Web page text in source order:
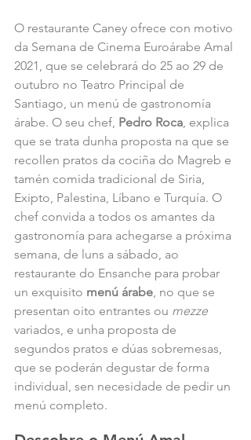
O restaurante Caney ofrece con motivo
da Semana de Cinema Euroárabe Amal
2021, que se celebrará do 25 ao 29 de
outubro no Teatro Principal de
Santiago, un menú de gastronomía
árabe. O seu chef, Pedro Roca , explica
que se trata dunha proposta na que se
recollen pratos da cociña do Magreb e
tamén comida tradicional de Siria,
Exipto, Palestina, Líbano e Turquía. O
chef convida a todos os amantes da
gastronomía para achegarse a próxima
semana, de luns a sábado, ao
restaurante do Ensanche para probar
un exquisito menú árabe , no que se
presentan oito entrantes ou mezze
variados, e unha proposta de
segundos pratos e dúas sobremesas,
que se poderán degustar de forma
individual, sen necesidade de pedir un
menú completo.